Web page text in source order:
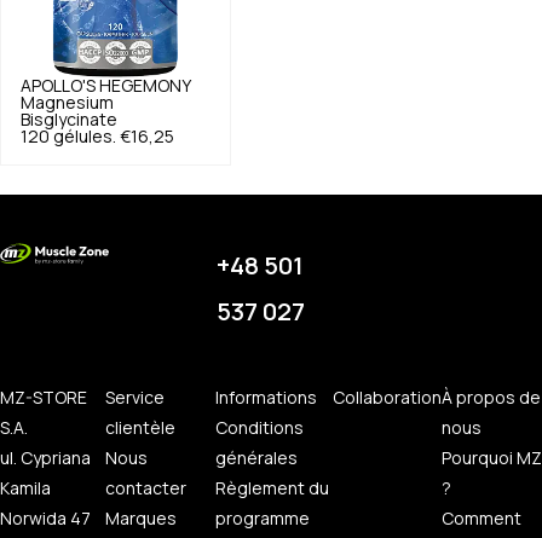
APOLLO'S HEGEMONY
Magnesium
Bisglycinate
120 gélules. €16,25
+48 501
537 027
MZ-STORE
S.A.
ul. Cypriana
Kamila
Norwida 47
Service
clientèle
Nous
contacter
Marques
Informations
Conditions
générales
Règlement du
programme
CollaborationÀ propos de
nous
Pourquoi MZ
?
Comment